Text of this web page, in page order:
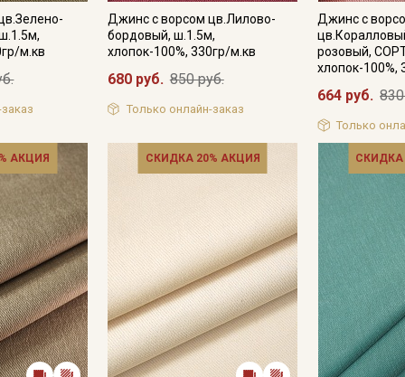
м.кв
Джинс с ворсом цв.Лилово-
бордовый, ш.1.5м,
хлопок-100%, 330гр/м.кв
680 руб. 850 руб.
Только онлайн-заказ
Джинс с
розовый,
хлопок-100%,
664 руб.
Только
АКЦИЯ СКИДКА 20% АКЦИЯ СКИДКА
Секретная рассылка от
Купава
Мы публикуем здесь дополнительные
промокоды и скидки до 30% на узкие
категории тканей